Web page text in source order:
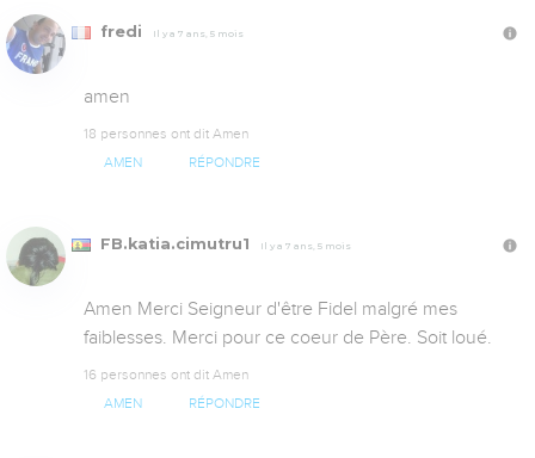
fredi Il y a 7 ans, 5 mois
amen
18 personnes ont dit Amen
AMEN RÉPONDRE
FB.katia.cimutru1 Il y a 7 ans, 5 mois
Amen Merci Seigneur d'être Fidel malgré mes
faiblesses. Merci pour ce coeur de Père. Soit loué.
16 personnes ont dit Amen
AMEN RÉPONDRE